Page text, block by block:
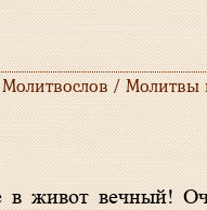
Молитвослов / Молитвы